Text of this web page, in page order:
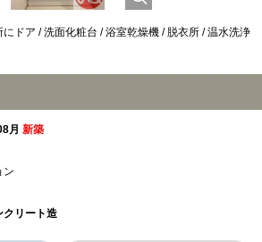
ドア / 洗面化粧台 / 浴室乾燥機 / 脱衣所 / 温水洗浄
月 新築
ン
クリート造